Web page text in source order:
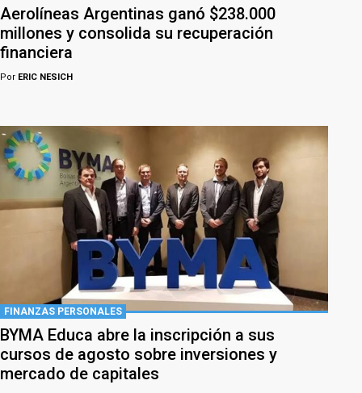
Aerolíneas Argentinas ganó $238.000
millones y consolida su recuperación
financiera
Por ERIC NESICH
FINANZAS PERSONALES
BYMA Educa abre la inscripción a sus
cursos de agosto sobre inversiones y
mercado de capitales